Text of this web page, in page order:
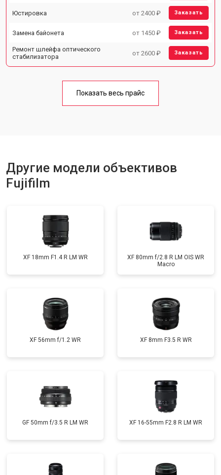
Юстировка от 2400 ₽ Заказать
Замена байонета от 1450 ₽ Заказать
Ремонт шлейфа оптического
стабилизатора
от 2600 ₽ Заказать
Показать весь прайс
Другие модели объективов
Fujifilm
XF 18mm F1.4 R LM WR
XF 80mm f/2.8 R LM OIS WR
Macro
XF 56mm f/1.2 WR XF 8mm F3.5 R WR
GF 50mm f/3.5 R LM WR XF 16-55mm F2.8 R LM WR